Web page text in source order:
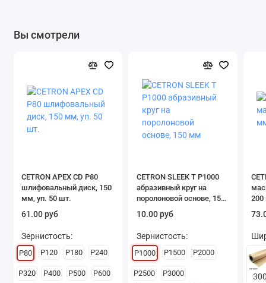
Вы смотрели
CETRON APEX CD P80
шлифовальный диск, 150
мм, уп. 50 шт.
61.00 руб
Зернистость:
P80 P120 P180 P240
P320 P400 P500 P600
CETRON SLEEK T Р1000
абразивный круг на
поролоновой основе, 150
мм
10.00 руб
Зернистость:
P1000 P1500 P2000
P2500 P3000
200